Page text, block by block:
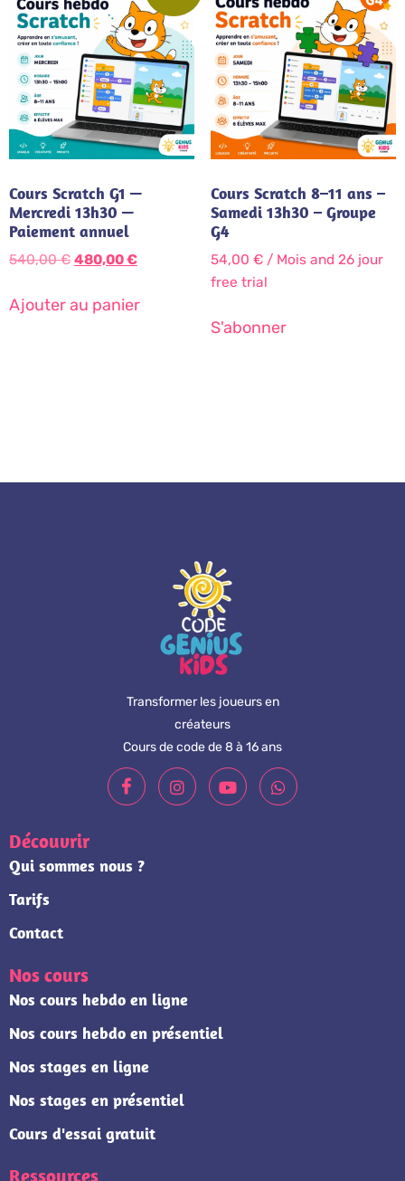
Cours Scratch G1 —
Mercredi 13h30 —
Paiement annuel
540,00€ 480,00€
Ajouter au panier
Cours Scratch 8–11 ans –
Samedi 13h30 – Groupe
G4
54,00 €/ Mois and 26 jour
free trial
S'abonner
Transformer les joueurs en
créateurs
Cours de code de 8 à 16 ans
Découvrir
Qui sommes nous ?
Tarifs
Contact
Nos cours
Nos cours hebdo en ligne
Nos cours hebdo en présentiel
Nos stages en ligne
Nos stages en présentiel
Cours d'essai gratuit
Ressources